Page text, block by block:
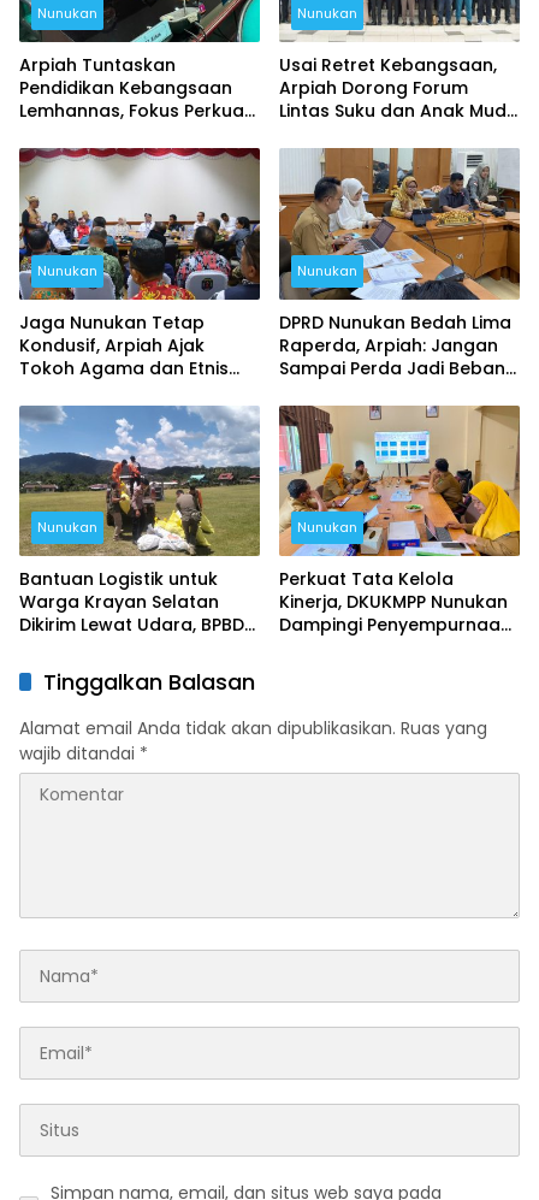
Nunukan
Arpiah Tuntaskan
Pendidikan Kebangsaan
Lemhannas, Fokus Perkuat
Nunukan
Usai Retret Kebangsaan,
Arpiah Dorong Forum
Lintas Suku dan Anak Muda
Ideologi
Nunukan
Jaga Nunukan Tetap
Kondusif, Arpiah Ajak
Tokoh Agama dan Etnis
Nunukan
DPRD Nunukan Bedah Lima
Raperda, Arpiah: Jangan
Sampai Perda Jadi Beban
Nunukan
Bantuan Logistik untuk
Warga Krayan Selatan
Dikirim Lewat Udara, BPBD
Penerbangan
Nunukan
Perkuat Tata Kelola
Kinerja, DKUKMPP Nunukan
Dampingi Penyempurnaan
Tinggalkan Balasan
Alamat email Anda tidak akan dipublikasikan. Ruas yang
wajib ditandai *
Simpan nama, email, dan situs web saya pada